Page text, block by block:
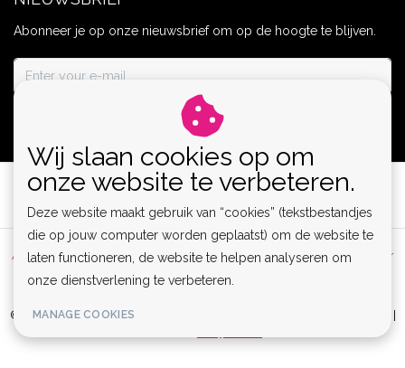
Abonneer je op onze nieuwsbrief om op de hoogte te blijven.
Algemene voorwaarden | Privacy Policy | Sitemap |
Disclaimer
RSS Feed
© Copyright 2026 - Lamor | Clubwear, Lingerie & Kinky Fashion XS-6XL |
Wij slaan cookies op om
onze website te verbeteren.
Deze website maakt gebruik van “cookies” (tekstbestandjes
die op jouw computer worden geplaatst) om de website te
laten functioneren, de website te helpen analyseren om
onze dienstverlening te verbeteren.
MANAGE COOKIES